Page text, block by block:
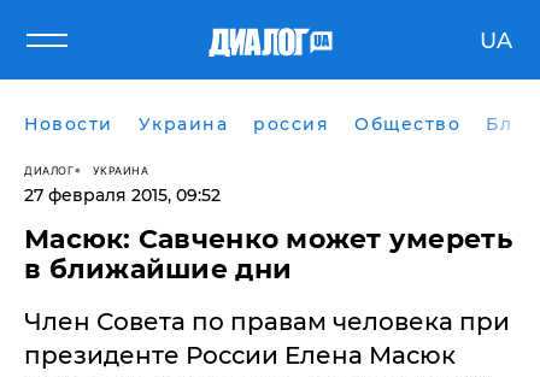
UA
Новости Украина россия Общество
ДИАЛОГ УКРАИНА
27 февраля 2015, 09:52
Масюк: Савченко может умереть
в ближайшие дни
​Член Совета по правам человека при
президенте России Елена Масюк